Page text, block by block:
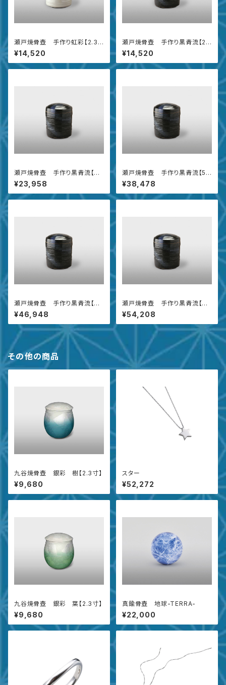
瀬戸焼骨壺 手作り虹彩【2.3
寸】
¥14,520
瀬戸焼骨壺 手作り黒青流【2.
3寸】
¥14,520
瀬戸焼骨壺 手作り黒青流【4
寸】
¥23,958
瀬戸焼骨壺 手作り黒青流【5
寸】
¥38,478
瀬戸焼骨壺 手作り黒青流【6
寸】
¥46,948
瀬戸焼骨壺 手作り黒青流【7
寸】
¥54,208
その他の商品
九谷焼骨壺 銀彩 樹【2.3寸】
¥9,680
スター
¥52,272
九谷焼骨壺 銀彩 葉【2.3寸】
¥9,680
真鍮骨壺 地球-TERRA-
¥22,000